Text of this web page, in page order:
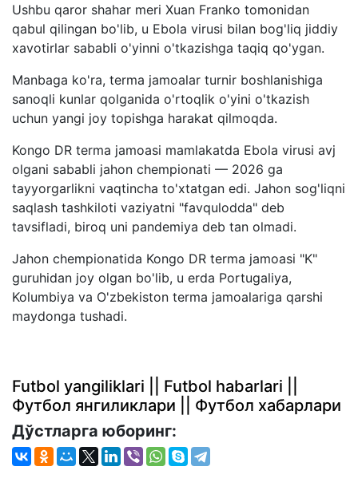
Ushbu qaror shahar meri Xuan Franko tomonidan
qabul qilingan bo'lib, u Ebola virusi bilan bog'liq jiddiy
xavotirlar sababli o'yinni o'tkazishga taqiq qo'ygan.
Manbaga ko'ra, terma jamoalar turnir boshlanishiga
sanoqli kunlar qolganida o'rtoqlik o'yini o'tkazish
uchun yangi joy topishga harakat qilmoqda.
Kongo DR terma jamoasi mamlakatda Ebola virusi avj
olgani sababli jahon chempionati — 2026 ga
tayyorgarlikni vaqtincha to'xtatgan edi. Jahon sog'liqni
saqlash tashkiloti vaziyatni "favqulodda" deb
tavsifladi, biroq uni pandemiya deb tan olmadi.
Jahon chempionatida Kongo DR terma jamoasi "K"
guruhidan joy olgan bo'lib, u erda Portugaliya,
Kolumbiya va O'zbekiston terma jamoalariga qarshi
maydonga tushadi.
Futbol yangiliklari || Futbol habarlari ||
Футбол янгиликлари || Футбол хабарлари
Дўстларга юборинг: